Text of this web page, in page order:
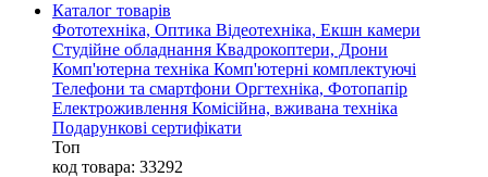
Каталог товарів
Фототехніка, Оптика Відеотехніка, Екшн камери
Студійне обладнання Квадрокоптери, Дрони
Комп'ютерна техніка Комп'ютерні комплектуючі
Телефони та смартфони Оргтехніка, Фотопапір
Електроживлення Комісійна, вживана техніка
Подарункові сертифікати
Топ
код товара: 33292